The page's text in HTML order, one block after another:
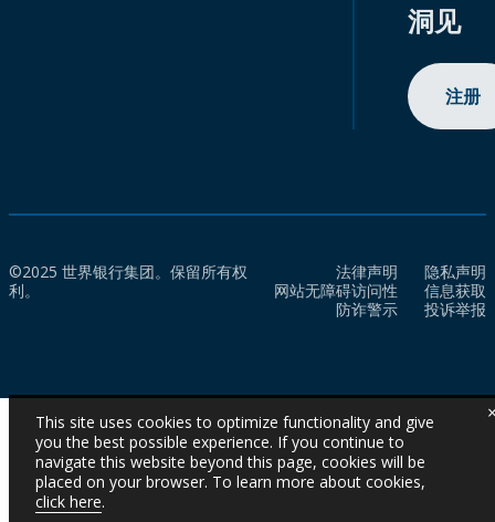
洞见
注册
©2025 世界银行集团。保留所有权
利。
法律声明
隐私声明
网站无障碍访问性
信息获取
防诈警示
投诉举报
This site uses cookies to optimize functionality and give
you the best possible experience. If you continue to
navigate this website beyond this page, cookies will be
placed on your browser. To learn more about cookies,
click here.